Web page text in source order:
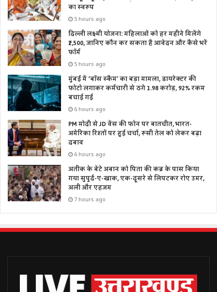
का स्वरूप
5 hours ago
दिल्ली लक्ष्मी योजना: महिलाओं को हर महीने मिलेंगे
₹2,500, जानिए कौन कर सकता है आवेदन और कैसे भरें
फॉर्म
5 hours ago
मुंबई में ‘बॉस स्कैम’ का बड़ा मामला, डायरेक्टर की
फोटो लगाकर कर्मचारी से ठगे 1.98 करोड़, 92% रकम
बचाई गई
6 hours ago
PM मोदी से JD वेंस की फोन पर बातचीत, भारत-
अमेरिका रिश्तों पर हुई चर्चा, रूसी तेल को लेकर बढ़ा
दबाव
6 hours ago
अतीक के बेटे अबान को पिता की कब्र के पास किया
गया सुपुर्द-ए-खाक, एक-दूसरे से लिपटकर रोए उमर,
अली और एहजम
7 hours ago